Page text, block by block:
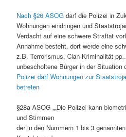
Nach §26 ASOGdarf die Polizei in
Wohnungen eindringen und
Verdacht auf eine schwere Straftat
Annahme besteht, dort werde eine
z.B. Terrorismus, Clan-Kriminalität
unbescholtene Bürger in der Situation
Polizei darf Wohnungen zur
betreten
§28a ASOG „„Die Polizei kann
und Stimmen
der in den Nummern 1 bis 3